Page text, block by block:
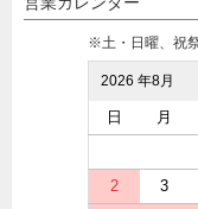
※土・日曜、祝
2026 年8月
日 月
2
3